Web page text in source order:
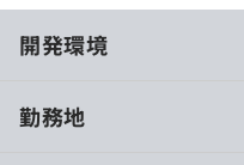
開発環境
勤務地